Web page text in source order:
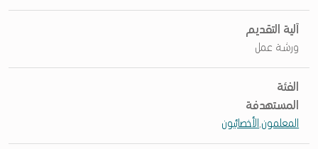
ا
س
:
ت
و
ا
آلية التقديم
ورشة عمل
الفئة
المستهدفة
المعلمون, الأخصائيون